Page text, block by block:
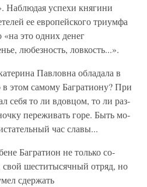
Наблюдая успехи княгини
ее европейского триумфа
«на это одних денег
лю­безность, ловкость...».
Павловна обладала в
этом самому Багратиону? При
себя то ли вдовцом, то ли раз­
переживать горе. Быть мо­
час славы...
Багратион не только со­
шеститысячный отряд, но
сдержать